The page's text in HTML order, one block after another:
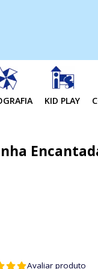
KID PLAY
Avaliar produto